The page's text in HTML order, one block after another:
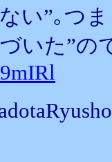
い”｡つ
いた”の